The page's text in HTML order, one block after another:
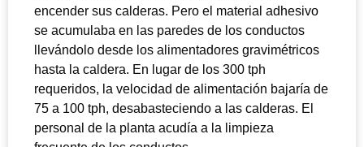
encender sus calderas. Pero el material adhesivo
se acumulaba en las paredes de los conductos
llevándolo desde los alimentadores gravimétricos
hasta la caldera. En lugar de los 300 tph
requeridos, la velocidad de alimentación bajaría de
75 a 100 tph, desabasteciendo a las calderas. El
personal de la planta acudía a la limpieza